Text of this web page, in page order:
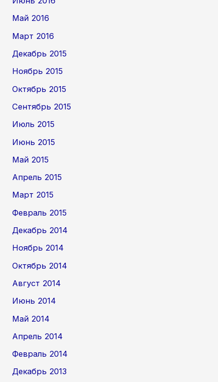
Май 2016
Март 2016
Декабрь 2015
Ноябрь 2015
Октябрь 2015
Сентябрь 2015
Июль 2015
Июнь 2015
Май 2015
Апрель 2015
Март 2015
Февраль 2015
Декабрь 2014
Ноябрь 2014
Октябрь 2014
Август 2014
Июнь 2014
Май 2014
Апрель 2014
Февраль 2014
Декабрь 2013